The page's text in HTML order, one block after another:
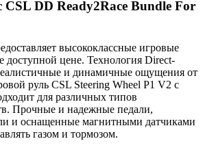
CSL DD Ready2Race Bundle For
высококлассные игровые
доступной цене. Технология Direct-
и динамичные ощущения от
руль CSL Steering Wheel P1 V2 с
для различных типов
Прочные и надежные педали,
и оснащенные магнитными датчиками
газом и тормозом.